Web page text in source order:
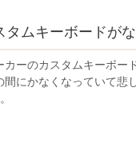
タムキーボードが
カーのカスタムキーボー
間にかなくなっていて悲